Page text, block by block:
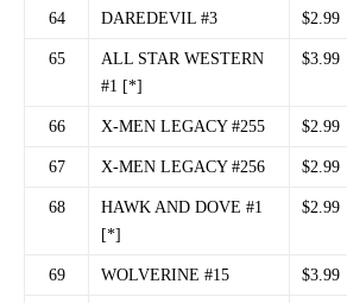
64 DAREDEVIL #3 $2.99
65
ALL STAR WESTERN
#1 [*]
$3.99
66 X-MEN LEGACY #255 $2.99
67 X-MEN LEGACY #256 $2.99
68
HAWK AND DOVE #1
[*]
$2.99
69 WOLVERINE #15 $3.99